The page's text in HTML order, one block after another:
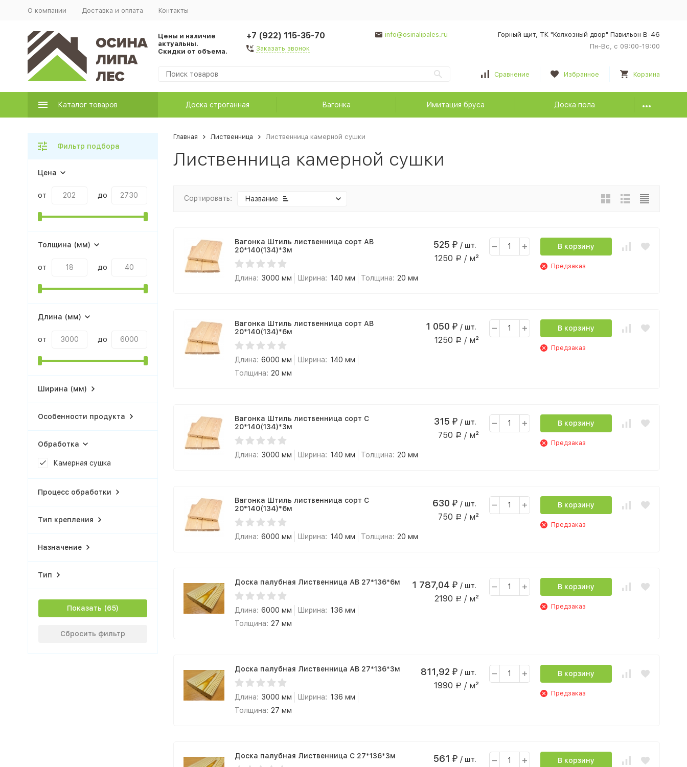
О компании Доставка и оплата Контакты
Цены и наличие
актуальны.
Скидки от объема.
+7 (922) 115-35-70
Заказать звонок
info@osinalipales.ru
Горный щит, ТК "Колхозный двор" Павильон В-46
Пн-Вс, с 09:00-19:00
Сравнение Избранное Корзина
Каталог товаров Доска строганная Вагонка Имитация бруса Доска пола
Главная Лиственница Лиственница камерной сушки
Лиственница камерной сушки
Сортировать: Название
Вагонка Штиль лиственница сорт АВ
20*140(134)*3м
Длина: 3000 мм Ширина: 140 мм Толщина: 20 мм
525 ₽ / шт.
1250 Р / м²
В корзину
Предзаказ
Вагонка Штиль лиственница сорт АВ
20*140(134)*6м
Длина: 6000 мм Ширина: 140 мм
Толщина: 20 мм
1 050 ₽ / шт.
1250 Р / м²
В корзину
Предзаказ
Вагонка Штиль лиственница сорт С
20*140(134)*3м
Длина: 3000 мм Ширина: 140 мм Толщина: 20 мм
315 ₽ / шт.
750 Р / м²
В корзину
Предзаказ
Вагонка Штиль лиственница сорт С
20*140(134)*6м
Длина: 6000 мм Ширина: 140 мм Толщина: 20 мм
630 ₽ / шт.
750 Р / м²
В корзину
Предзаказ
Доска палубная Лиственница АВ 27*136*6м
Длина: 6000 мм Ширина: 136 мм
Толщина: 27 мм
1 787,04 ₽ / шт.
2190 Р / м²
В корзину
Предзаказ
Доска палубная Лиственница АВ 27*136*3м
Длина: 3000 мм Ширина: 136 мм
Толщина: 27 мм
811,92 ₽ / шт.
1990 Р / м²
В корзину
Предзаказ
Доска палубная Лиственница С 27*136*3м 561 ₽ / шт. В корзину
Фильтр подбора
Цена
от до
Толщина (мм)
от до
Длина (мм)
от до
Ширина (мм)
Особенности продукта
Обработка
Камерная сушка
Процесс обработки
Тип крепления
Назначение
Тип
Показать
Сбросить фильтр